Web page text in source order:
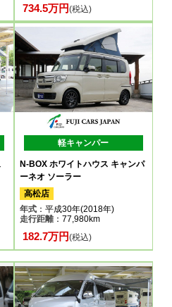
734.5万円(税込)
軽キャンパー
N-BOX ホワイトハウス キャンパ
ーネオ ソーラー
高松店
年式：平成30年(2018年)
走行距離：77,980km
182.7万円(税込)